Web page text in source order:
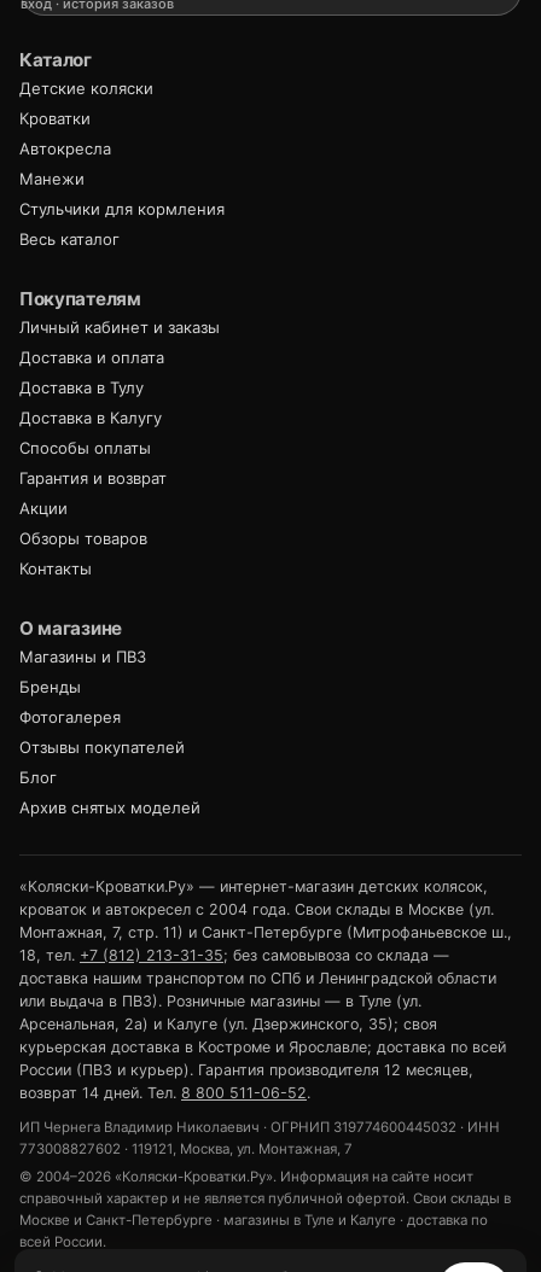
вход · история заказов
Каталог
Детские коляски
Кроватки
Автокресла
Манежи
Стульчики для кормления
Весь каталог
Покупателям
Личный кабинет и заказы
Доставка и оплата
Доставка в Тулу
Доставка в Калугу
Способы оплаты
Гарантия и возврат
Акции
Обзоры товаров
Контакты
О магазине
Магазины и ПВЗ
Бренды
Фотогалерея
Отзывы покупателей
Блог
Архив снятых моделей
«Коляски-Кроватки.Ру» — интернет-магазин детских колясок,
кроваток и автокресел с 2004 года. Свои склады в Москве (ул.
Монтажная, 7, стр. 11) и Санкт-Петербурге (Митрофаньевское ш.,
18, тел. +7 (812) 213-31-35; без самовывоза со склада —
доставка нашим транспортом по СПб и Ленинградской области
или выдача в ПВЗ). Розничные магазины — в Туле (ул.
Арсенальная, 2а) и Калуге (ул. Дзержинского, 35); своя
курьерская доставка в Костроме и Ярославле; доставка по всей
России (ПВЗ и курьер). Гарантия производителя 12 месяцев,
возврат 14 дней. Тел. 8 800 511-06-52.
ИП Чернега Владимир Николаевич · ОГРНИП 319774600445032 · ИНН
773008827602 · 119121, Москва, ул. Монтажная, 7
© 2004–2026 «Коляски-Кроватки.Ру». Информация на сайте носит
справочный характер и не является публичной офертой. Свои склады в
Москве и Санкт-Петербурге · магазины в Туле и Калуге · доставка по
всей России.